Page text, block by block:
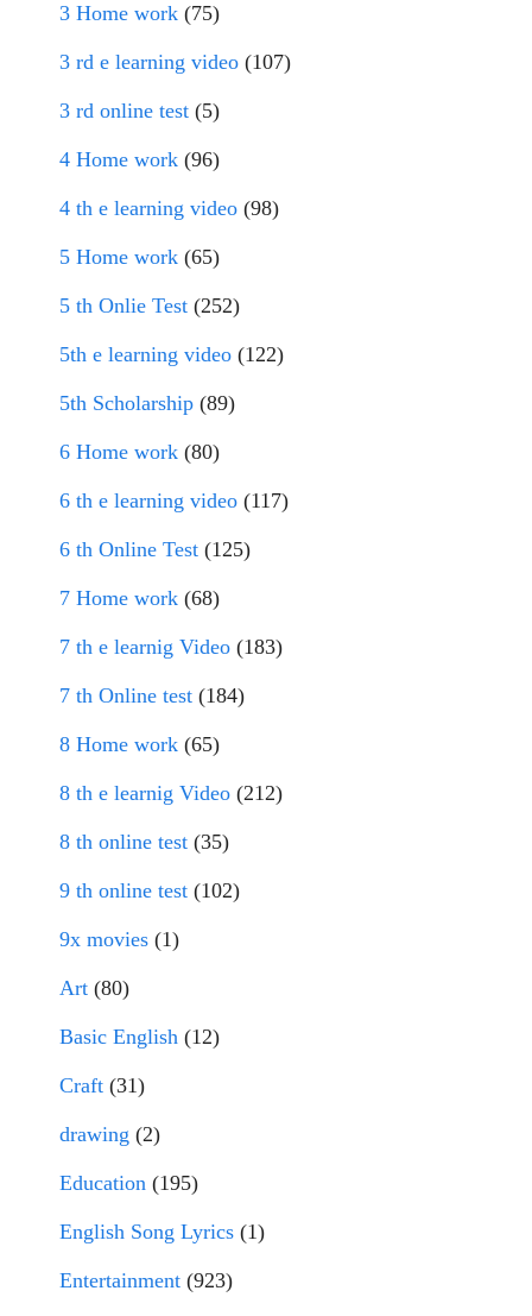
3 Home work (75)
3 rd e learning video (107)
3 rd online test (5)
4 Home work (96)
4 th e learning video (98)
5 Home work (65)
5 th Onlie Test (252)
5th e learning video (122)
5th Scholarship (89)
6 Home work (80)
6 th e learning video (117)
6 th Online Test (125)
7 Home work (68)
7 th e learnig Video (183)
7 th Online test (184)
8 Home work (65)
8 th e learnig Video (212)
8 th online test (35)
9 th online test (102)
9x movies (1)
Art (80)
Basic English (12)
Craft (31)
drawing (2)
Education (195)
English Song Lyrics (1)
Entertainment (923)